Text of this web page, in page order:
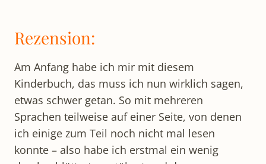
Rezension:
Am Anfang habe ich mir mit diesem
Kinderbuch, das muss ich nun wirklich sagen,
etwas schwer getan. So mit mehreren
Sprachen teilweise auf einer Seite, von denen
ich einige zum Teil noch nicht mal lesen
konnte – also habe ich erstmal ein wenig